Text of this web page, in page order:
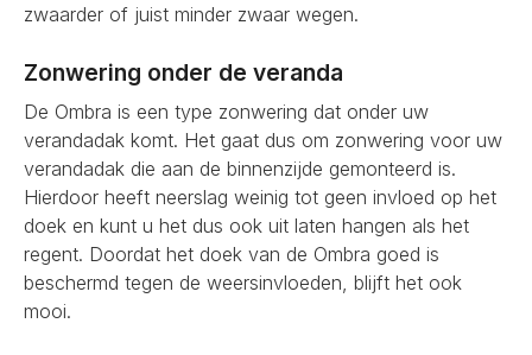
zwaarder of juist minder zwaar wegen.
Zonwering onder de veranda
De Ombra is een type zonwering dat onder uw
verandadak komt. Het gaat dus om zonwering voor uw
verandadak die aan de binnenzijde gemonteerd is.
Hierdoor heeft neerslag weinig tot geen invloed op het
doek en kunt u het dus ook uit laten hangen als het
regent. Doordat het doek van de Ombra goed is
beschermd tegen de weersinvloeden, blijft het ook
mooi.